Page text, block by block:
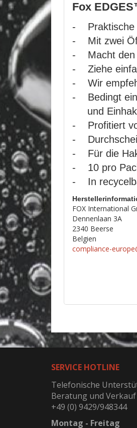
Fox
- Praktische
- Mit zwei
- Macht den
- Ziehe
- Wir
- Bedingt ein
und
- Profitiert
-
- Für die
- 10 pro
- In
FOX International
Dennenlaan 3A
2340 Beerse
Belgien
compliance-
SERVICE HOTLINE
Telefonische
Beratung und
+49 (0) 9429/948344
Montag - Freitag